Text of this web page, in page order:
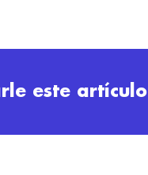
este artículo